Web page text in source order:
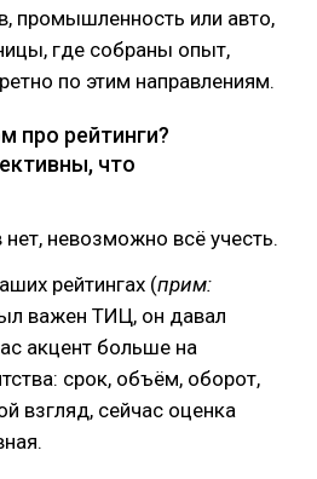
промышленность или авто,
где собраны опыт,
по этим направлениям.
про рейтинги?
что
невозможно всё учесть.
рейтингах (прим:
важен ТИЦ, он давал
акцент больше на
срок, объём, оборот,
взгляд, сейчас оценка